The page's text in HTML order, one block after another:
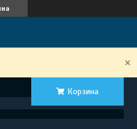
Корзина